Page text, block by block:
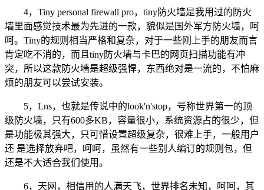
4，Tiny personal firewall pro，tiny防火墙是我用过的防火
墙里面感觉技术最为先进的一款，貌似是国外军方防火墙，呵
呵。Tiny的规则相当严格和复杂，对于一些刚上手的朋友而言
肯定吃不消的，而且tiny防火墙与卡巴的网页扫描功能有冲
突，所以这款防火墙是超级强悍，东西绝对是一流的，不怕麻
烦的朋友可以尝试安装。
5，Lns，也就是传说中的look'n'stop，号称世界第一的顶
级防火墙，只有600多KB，容量很小，系统资源占的很少，但
是功能极其强大，只可惜设置超级复杂，很难上手，一般用户
还 是选择放弃吧，呵呵，虽然有一些别人编订的规则包，但
还是不大适合我们使用。
6，天网，相信用的人满天飞，世界排名未知，呵呵，其